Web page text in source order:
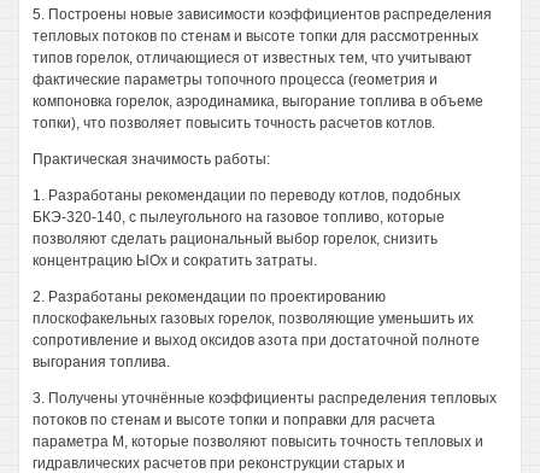
5. Построены новые зависимости коэффициентов распределения
тепловых потоков по стенам и высоте топки для рассмотренных
типов горелок, отличающиеся от известных тем, что учитывают
фактические параметры топочного процесса (геометрия и
компоновка горелок, аэродинамика, выгорание топлива в объеме
топки), что позволяет повысить точность расчетов котлов.
Практическая значимость работы:
1. Разработаны рекомендации по переводу котлов, подобных
БКЭ-320-140, с пылеугольного на газовое топливо, которые
позволяют сделать рациональный выбор горелок, снизить
концентрацию ЫОх и сократить затраты.
2. Разработаны рекомендации по проектированию
плоскофакельных газовых горелок, позволяющие уменьшить их
сопротивление и выход оксидов азота при достаточной полноте
выгорания топлива.
3. Получены уточнённые коэффициенты распределения тепловых
потоков по стенам и высоте топки и поправки для расчета
параметра М, которые позволяют повысить точность тепловых и
гидравлических расчетов при реконструкции старых и